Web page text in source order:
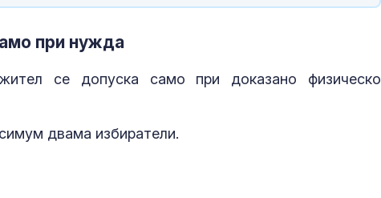
при нужда
се допуска само при доказано физическо
двама избиратели.